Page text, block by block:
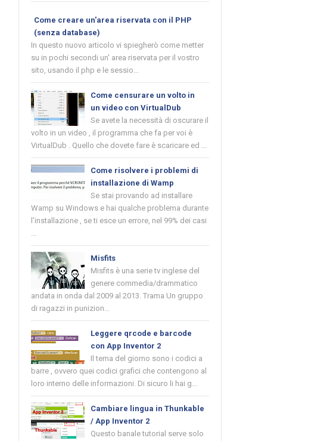
Come creare un'area riservata con il PHP
(senza database)
In questo nuovo articolo vi spiegherò come metter
su in pochi secondi un' area riservata per il vostro
sito, usando il php e le sessio...
Come censurare un volto in
un video con VirtualDub
Se avete la necessità di oscurare il
volto in un video , il programma che fa per voi è
VirtualDub . Quello che dovete fare è scaricare ed ...
Come risolvere i problemi di
installazione di Wamp
Se stai provando ad installare
Wamp su Windows e hai qualche problema durante
l'installazione , se ti esce un errore, nel 99% dei casi
...
Misfits
Misfits è una serie tv inglese del
genere commedia/drammatico
andata in onda dal 2009 al 2013. Trama Un gruppo
di ragazzi in punizion...
Leggere qrcode e barcode
con App Inventor 2
Il tema del giorno sono i codici a
barre , ovvero quei codici grafici che contengono al
loro interno delle informazioni. Di sicuro li hai g...
Cambiare lingua in Thunkable
/ App Inventor 2
Questo banale tutorial serve solo